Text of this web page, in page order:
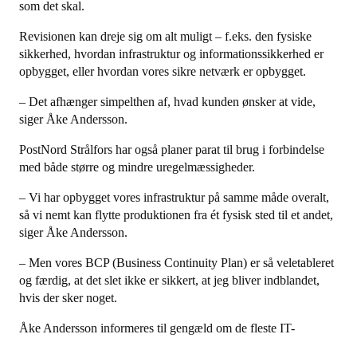
som det skal.
Revisionen kan dreje sig om alt muligt – f.eks. den fysiske
sikkerhed, hvordan infrastruktur og informationssikkerhed er
opbygget, eller hvordan vores sikre netværk er opbygget.
– Det afhænger simpelthen af, hvad kunden ønsker at vide,
siger Åke Andersson.
PostNord Strålfors har også planer parat til brug i forbindelse
med både større og mindre uregelmæssigheder.
– Vi har opbygget vores infrastruktur på samme måde overalt,
så vi nemt kan flytte produktionen fra ét fysisk sted til et andet,
siger Åke Andersson.
– Men vores BCP (Business Continuity Plan) er så veletableret
og færdig, at det slet ikke er sikkert, at jeg bliver indblandet,
hvis der sker noget.
Åke Andersson informeres til gengæld om de fleste IT-